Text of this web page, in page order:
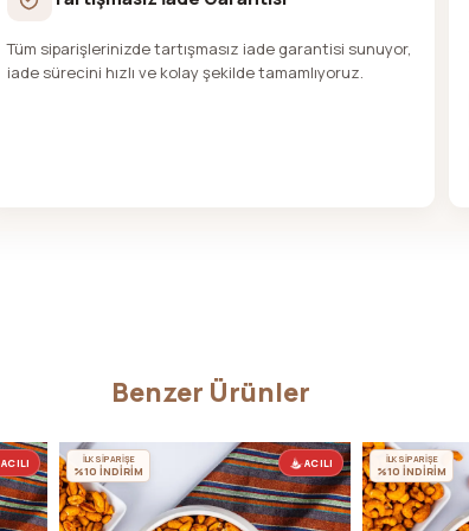
Tüm siparişlerinizde tartışmasız iade garantisi sunuyor,
iade sürecini hızlı ve kolay şekilde tamamlıyoruz.
Benzer Ürünler
ACILI ACILI
İLK SİPARİŞE
%10 İNDİRİM
İLK SİPARİŞE
%10 İNDİRİM